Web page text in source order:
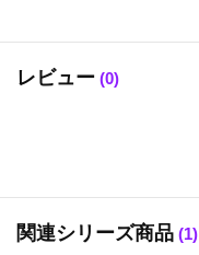
レビュー (0)
関連シリーズ商品 (1)